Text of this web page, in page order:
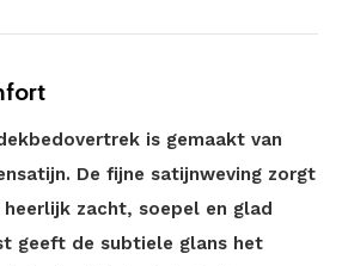
is gemaakt van
De fijne satijnweving zorgt
zacht, soepel en glad
geeft de subtiele glans het